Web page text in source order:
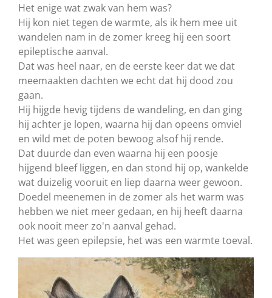
Het enige wat zwak van hem was?
Hij kon niet tegen de warmte, als ik hem mee uit
wandelen nam in de zomer kreeg hij een soort
epileptische aanval.
Dat was heel naar, en de eerste keer dat we dat
meemaakten dachten we echt dat hij dood zou
gaan.
Hij hijgde hevig tijdens de wandeling, en dan ging
hij achter je lopen, waarna hij dan opeens omviel
en wild met de poten bewoog alsof hij rende.
Dat duurde dan even waarna hij een poosje
hijgend bleef liggen, en dan stond hij op, wankelde
wat duizelig vooruit en liep daarna weer gewoon.
Doedel meenemen in de zomer als het warm was
hebben we niet meer gedaan, en hij heeft daarna
ook nooit meer zo'n aanval gehad.
Het was geen epilepsie, het was een warmte toeval.